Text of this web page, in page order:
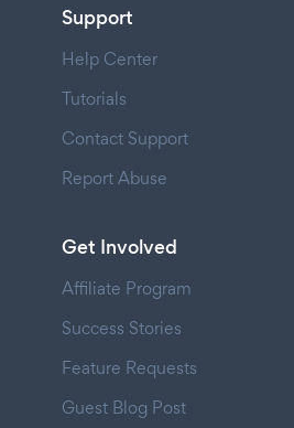
Support
Help Center
Tutorials
Contact Support
Report Abuse
Get Involved
Affiliate Program
Success Stories
Feature Requests
Guest Blog Post